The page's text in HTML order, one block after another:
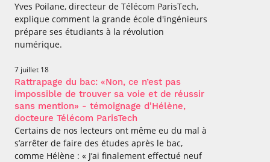
Yves Poilane, directeur de Télécom ParisTech,
explique comment la grande école d'ingénieurs
prépare ses étudiants à la révolution
numérique.
7 juillet 18
Rattrapage du bac: «Non, ce n’est pas
impossible de trouver sa voie et de réussir
sans mention» - témoignage d'Hélène,
docteure Télécom ParisTech
Certains de nos lecteurs ont même eu du mal à
s’arrêter de faire des études après le bac,
comme Hélène : « J’ai finalement effectué neuf